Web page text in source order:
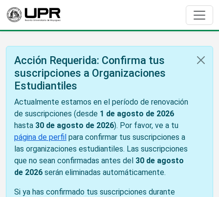
Acción Requerida: Confirma tus
suscripciones a Organizaciones
Estudiantiles
Actualmente estamos en el período de renovación
de suscripciones (desde 1 de agosto de 2026
hasta 30 de agosto de 2026). Por favor, ve a tu
página de perfil para confirmar tus suscripciones a
las organizaciones estudiantiles. Las suscripciones
que no sean confirmadas antes del 30 de agosto
de 2026 serán eliminadas automáticamente.
Si ya has confirmado tus suscripciones durante